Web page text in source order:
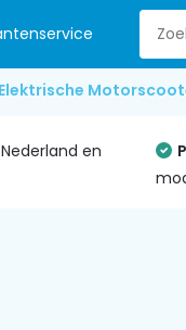
Elektrische
en